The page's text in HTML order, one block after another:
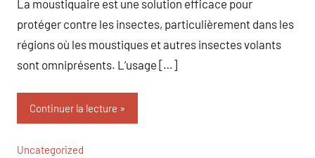
La moustiquaire est une solution efficace pour
protéger contre les insectes, particulièrement dans les
régions où les moustiques et autres insectes volants
sont omniprésents. L’usage […]
Continuer la lecture
Uncategorized